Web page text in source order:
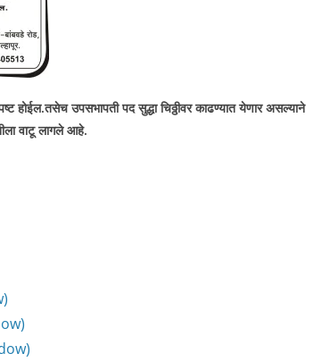
होईल.तसेच उपसभापती पद सुद्धा चिठ्ठीवर काढण्यात येणार असल्याने
वाटू लागले आहे.